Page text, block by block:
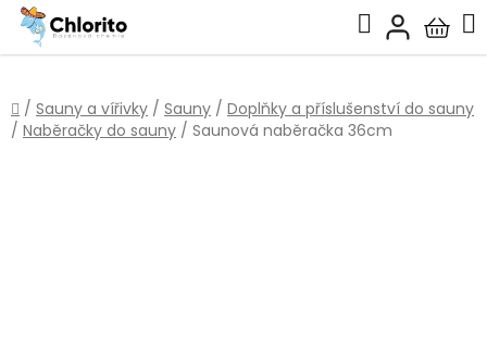
Přejít
obsah
Hledat
košík
Domů
/ Sauny a vířivky / Sauny / Doplňky a příslušenství do sauny
/ Naběračky do sauny / Saunová naběračka 36cm